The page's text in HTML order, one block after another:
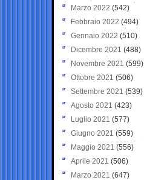
Marzo 2022 (542)
Febbraio 2022 (494)
Gennaio 2022 (510)
Dicembre 2021 (488)
Novembre 2021 (599)
Ottobre 2021 (506)
Settembre 2021 (539)
Agosto 2021 (423)
Luglio 2021 (577)
Giugno 2021(559)
Maggio 2021 (556)
Aprile 2021 (506)
Marzo 2021 (647)